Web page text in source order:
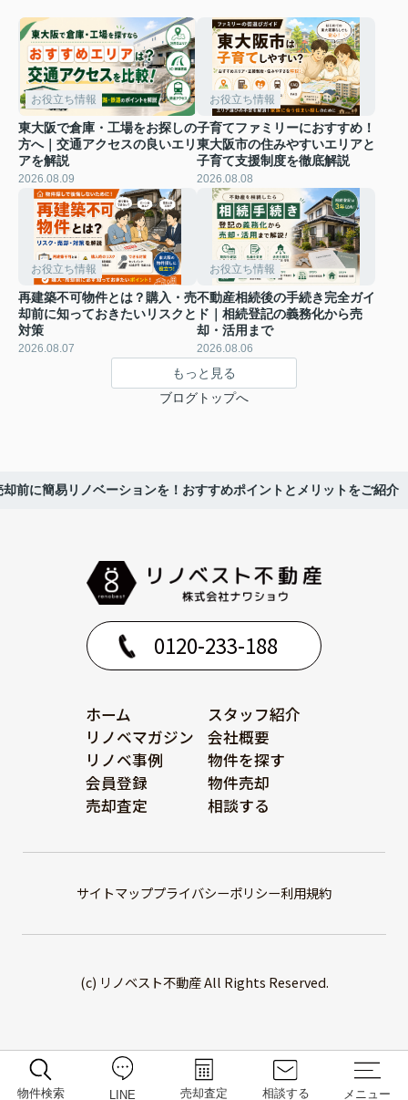
お役立ち情報
東大阪で倉庫・工場をお探しの
方へ｜交通アクセスの良いエリ
アを解説
2026.08.09
お役立ち情報
子育てファミリーにおすすめ！
東大阪市の住みやすいエリアと
子育て支援制度を徹底解説
2026.08.08
お役立ち情報
再建築不可物件とは？購入・売
却前に知っておきたいリスクと
対策
2026.08.07
お役立ち情報
不動産相続後の手続き完全ガイ
ド｜相続登記の義務化から売
却・活用まで
2026.08.06
もっと見る
ブログトップへ
却前に簡易リノベーションを！おすすめポイントとメリットをご紹介
0120-233-188
ホーム
スタッフ紹介
リノベマガジン
会社概要
リノベ事例
物件を探す
会員登録
物件売却
売却査定
相談する
サイトマッププライバシーポリシー利用規約
(c) リノベスト不動産 All Rights Reserved.
物件検索 LINE 売却査定 相談する メニュー